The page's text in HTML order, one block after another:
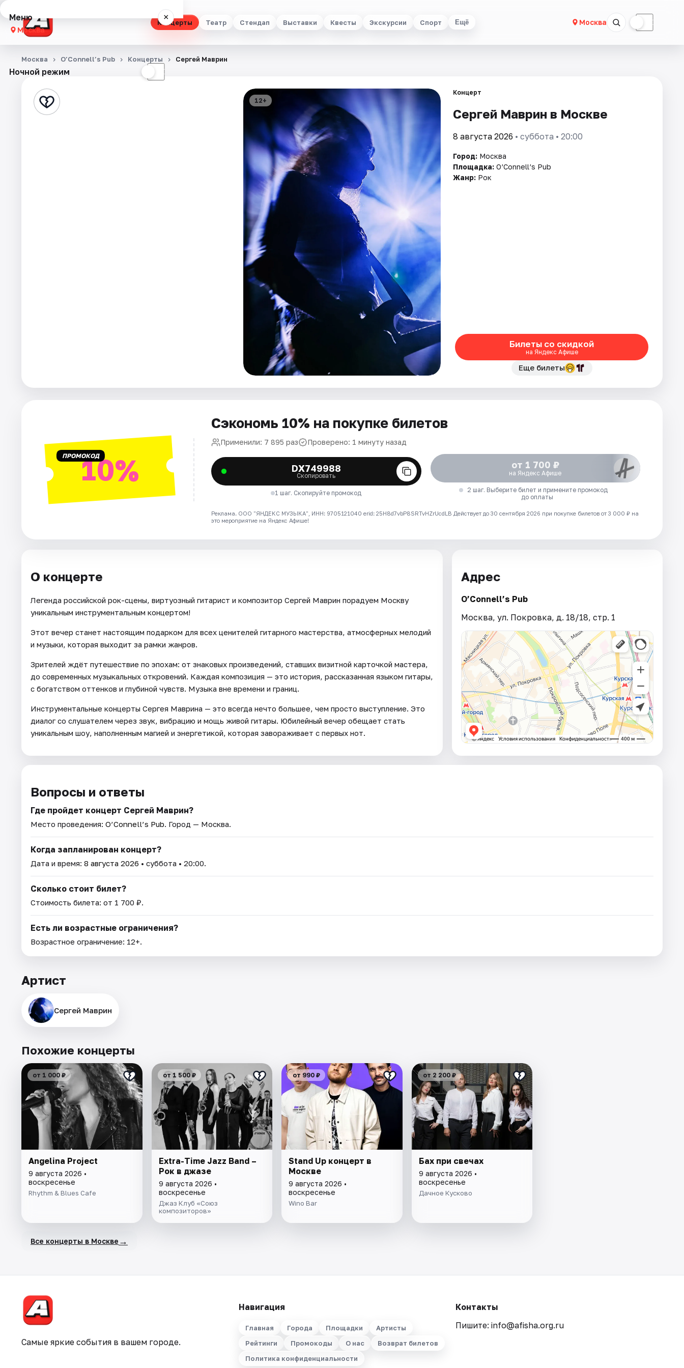
Концерты Театр Стендап Выставки Квесты Экскурсии Спорт Ещё Москва ☾
Меню ×
Москва
Концерты
Стендап
Ночной режим ☾
Москва O’Connell’s Pub Концерты Сергей Маврин
12+
Концерт
Сергей Маврин в Москве
8 августа 2026 • суббота • 20:00
Город: Москва
Площадка: O’Connell’s Pub
Жанр: Рок
Билеты со скидкой
на Яндекс Афише
Еще билеты
ПРОМОКОД10%
Сэкономь 10% на покупке билетов
Применили: 7 895 раз Проверено: 1 минуту назад
DX749988
Скопировать
1 шаг. Скопируйте промокод
от 1 700 ₽
на Яндекс Афише
2 шаг. Выберите билет и примените промокод
до оплаты
Реклама. ООО "ЯНДЕКС МУЗЫКА", ИНН: 9705121040 erid: 25H8d7vbP8SRTvHZrUcdLB Действует до 30 сентября 2026 при покупке билетов от 3 000 ₽ на
это мероприятие на Яндекс Афише!
О концерте
Легенда российской рок-сцены, виртуозный гитарист и композитор Сергей Маврин порадуем Москву
уникальным инструментальным концертом!
Этот вечер станет настоящим подарком для всех ценителей гитарного мастерства, атмосферных мелодий
и музыки, которая выходит за рамки жанров.
Зрителей ждёт путешествие по эпохам: от знаковых произведений, ставших визитной карточкой мастера,
до современных музыкальных откровений. Каждая композиция — это история, рассказанная языком гитары,
с богатством оттенков и глубиной чувств. Музыка вне времени и границ.
Инструментальные концерты Сергея Маврина — это всегда нечто большее, чем просто выступление. Это
диалог со слушателем через звук, вибрацию и мощь живой гитары. Юбилейный вечер обещает стать
уникальным шоу, наполненным магией и энергетикой, которая завораживает с первых нот.
Адрес
O’Connell’s Pub
Москва, ул. Покровка, д. 18/18, стр. 1
Вопросы и ответы
Где пройдет концерт Сергей Маврин?
Место проведения: O’Connell’s Pub. Город — Москва.
Когда запланирован концерт?
Дата и время: 8 августа 2026 • суббота • 20:00.
Сколько стоит билет?
Стоимость билета: от 1 700 ₽.
Есть ли возрастные ограничения?
Возрастное ограничение: 12+.
Артист
Сергей Маврин
Похожие концерты
от 1 000 ₽
Angelina Project
9 августа 2026 •
воскресенье
Rhythm & Blues Cafe
от 1 500 ₽
Extra-Time Jazz Band –
Рок в джазе
9 августа 2026 •
воскресенье
Джаз Клуб «Союз
композиторов»
от 990 ₽
Stand Up концерт в
Москве
9 августа 2026 •
воскресенье
Wino Bar
от 2 200 ₽
Бах при свечах
9 августа 2026 •
воскресенье
Дачное Кусково
Все концерты в Москве →
Самые яркие события в вашем городе.
Навигация
Главная Города Площадки
Артисты
Рейтинги
Промокоды О нас
Возврат билетов
Политика конфиденциальности
Контакты
Пишите: info@afisha.org.ru